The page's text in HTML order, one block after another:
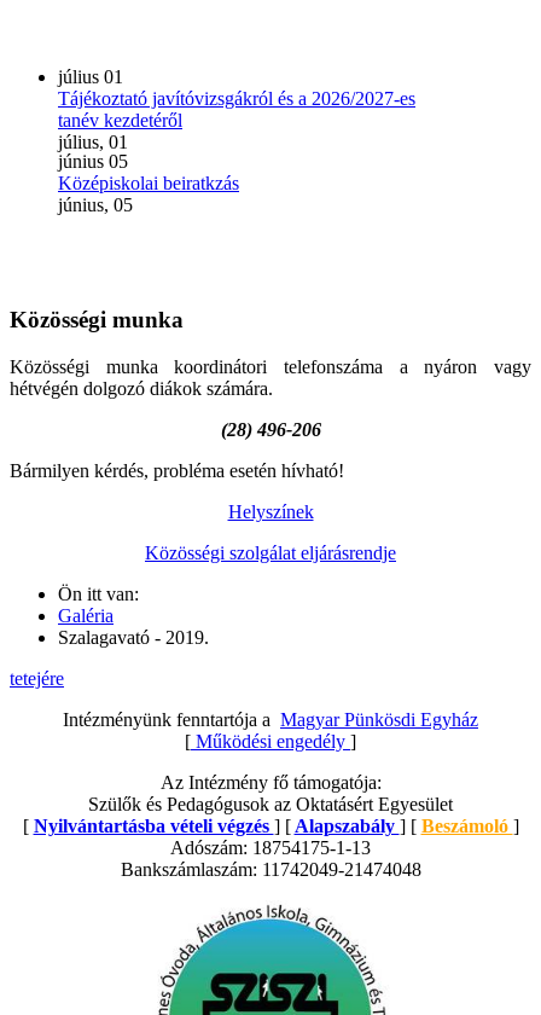
július 01
Tájékoztató javítóvizsgákról és a 2026/2027-es
tanév kezdetéről
július, 01
június 05
Középiskolai beiratkzás
június, 05
Közösségi munka
Közösségi munka koordinátori telefonszáma a nyáron vagy
hétvégén dolgozó diákok számára.
(28) 496-206
Bármilyen kérdés, probléma esetén hívható!
Helyszínek
Közösségi szolgálat eljárásrendje
Ön itt van:
Galéria
Szalagavató - 2019.
tetejére
Intézményünk fenntartója a Magyar Pünkösdi Egyház
[ Működési engedély ]
Az Intézmény fő támogatója:
Szülők és Pedagógusok az Oktatásért Egyesület
[ Nyilvántartásba vételi végzés ] [ Alapszabály ] [ Beszámoló ]
Adószám: 18754175-1-13
Bankszámlaszám: 11742049-21474048